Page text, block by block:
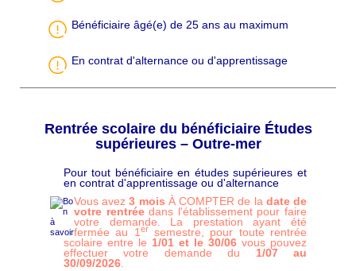
Bénéficiaire âgé(e) de 25 ans au maximum
En contrat d'alternance ou d'apprentissage
Rentrée scolaire du bénéficiaire Études
supérieures – Outre-mer
p
Pour tout bénéficiaire en études supérieures et
en contrat d'apprentissage ou d'alternance
Vous avez3 mois À COMPTER de la date de
votre rentréedans l'établissement pour faire
votre demande. La prestation ayant été
fermée au 1ersemestre, pour toute rentrée
scolaire entre le 1/01 et le 30/06vous pouvez
effectuer votre demande du 1/07 au
30/09/2026.